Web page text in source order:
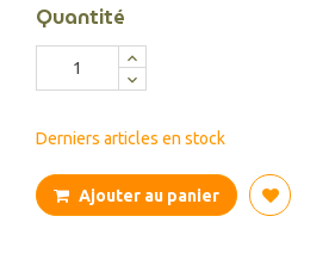
Quantité
Derniers articles en stock
Ajouter au panier